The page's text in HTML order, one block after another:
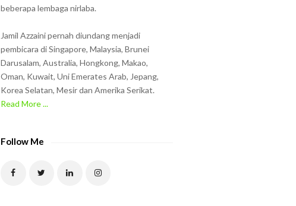
beberapa lembaga nirlaba.
Jamil Azzaini pernah diundang menjadi
pembicara di Singapore, Malaysia, Brunei
Darusalam, Australia, Hongkong, Makao,
Oman, Kuwait, Uni Emerates Arab, Jepang,
Korea Selatan, Mesir dan Amerika Serikat.
Read More ...
Follow Me